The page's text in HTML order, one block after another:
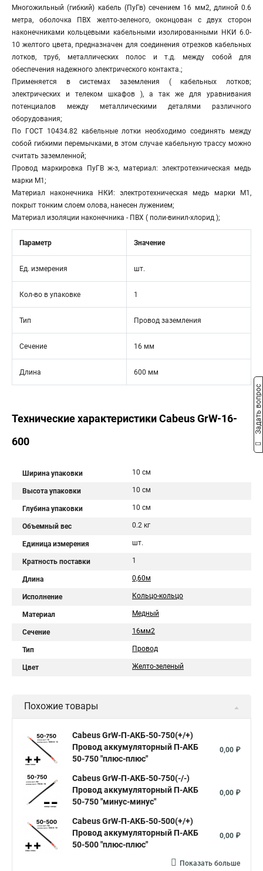
Многожильный (гибкий) кабель (ПуГв) сечением 16 мм2, длиной 0.6
метра, оболочка ПВХ желто-зеленого, оконцован с двух сторон
наконечниками кольцевыми кабельными изолированными НКИ 6.0-
10 желтого цвета, предназначен для соединения отрезков кабельных
лотков, труб, металлических полос и т.д. между собой для
обеспечения надежного электрического контакта.;
Применяется в системах заземления ( кабельных лотков;
электрических и телеком шкафов ), а так же для уравнивания
потенциалов между металлическими деталями различного
оборудования;
По ГОСТ 10434.82 кабельные лотки необходимо соединять между
собой гибкими перемычками, в этом случае кабельную трассу можно
считать заземленной;
Провод маркировка ПуГВ ж-з, материал: электротехническая медь
марки М1;
Материал наконечника НКИ: электротехническая медь марки М1,
покрыт тонким слоем олова, нанесен лужением;
Материал изоляции наконечника - ПВХ ( поли-винил-хлорид );
Параметр Значение
Ед. измерения шт.
Кол-во в упаковке 1
Тип Провод заземления
Сечение 16 мм
Длина 600 мм
Технические характеристики Cabeus GrW-16-
600
Ширина упаковки 10 см
Высота упаковки 10 см
Глубина упаковки 10 см
Объемный вес 0.2 кг
Единица измерения шт.
Кратность поставки 1
Длина 0,60м
Исполнение Кольцо-кольцо
Материал Медный
Сечение 16мм2
Тип Провод
Цвет Желто-зеленый
Похожие товары
Cabeus GrW-П-АКБ-50-750(+/+)
Провод аккумуляторный П-АКБ
50-750 "плюс-плюс"
0,00 ₽
Cabeus GrW-П-АКБ-50-750(-/-)
Провод аккумуляторный П-АКБ
50-750 "минус-минус"
0,00 ₽
Cabeus GrW-П-АКБ-50-500(+/+)
Провод аккумуляторный П-АКБ
50-500 "плюс-плюс"
0,00 ₽
Показать больше
Задать вопрос